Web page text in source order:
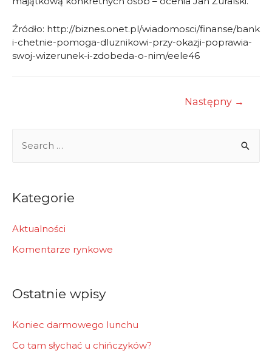
Źródło: http://biznes.onet.pl/wiadomosci/finanse/bank
i-chetnie-pomoga-dluznikowi-przy-okazji-poprawia-
swoj-wizerunek-i-zdobeda-o-nim/eele46
Następny →
r
h
f
Kategorie
Aktualności
Komentarze rynkowe
Ostatnie wpisy
Koniec darmowego lunchu
Co tam słychać u chińczyków?